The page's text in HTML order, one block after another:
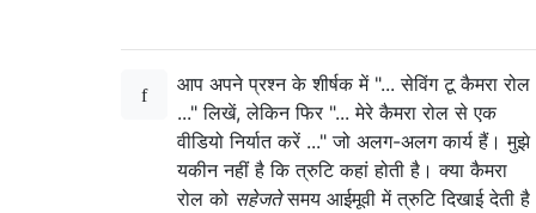
आप अपने प्रश्न के शीर्षक में "... सेविंग टू कैमरा रोल
..." लिखें, लेकिन फिर "... मेरे कैमरा रोल से एक
वीडियो निर्यात करें ..." जो अलग-अलग कार्य हैं। मुझे
यकीन नहीं है कि त्रुटि कहां होती है। क्या कैमरा
रोल को सहेजतेसमय आईमूवी में त्रुटि दिखाई देती है